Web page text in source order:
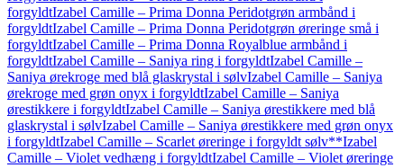
forgyldtIzabel Camille – Prima Donna Peridotgrøn armbånd i
forgyldtIzabel Camille – Prima Donna Peridotgrøn øreringe små i
forgyldtIzabel Camille – Prima Donna Royalblue armbånd i
forgyldtIzabel Camille – Saniya ring i forgyldtIzabel Camille –
Saniya ørekroge med blå glaskrystal i sølvIzabel Camille – Saniya
ørekroge med grøn onyx i forgyldtIzabel Camille – Saniya
ørestikkere i forgyldtIzabel Camille – Saniya ørestikkere med blå
glaskrystal i sølvIzabel Camille – Saniya ørestikkere med grøn onyx
i forgyldtIzabel Camille – Scarlet øreringe i forgyldt sølv**Izabel
Camille – Violet vedhæng i forgyldtIzabel Camille – Violet øreringe